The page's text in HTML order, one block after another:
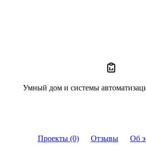
Проекты (0) Отзывы Об
Умный дом и системы